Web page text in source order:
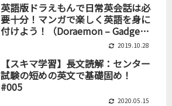
英語版ドラえもんで日常英会話は必
要十分！マンガで楽しく英語を身に
付けよう！（Doraemon – Gadget
Cat from the Futureシリーズ）
2019.10.28
【スキマ学習】長文読解：センター
試験の短めの英文で基礎固め！
#005
2020.05.15